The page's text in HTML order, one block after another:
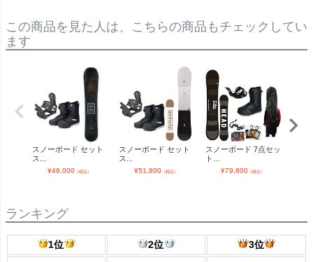
この商品を見た人は、こちらの商品もチェックしてい
ます
スノーボード セット
ス...
¥49,000 （税込）
スノーボード セット
ス...
¥51,800 （税込）
スノーボード 7点セッ
ト...
¥79,800 （税込）
ランキング
1位 2位 3位